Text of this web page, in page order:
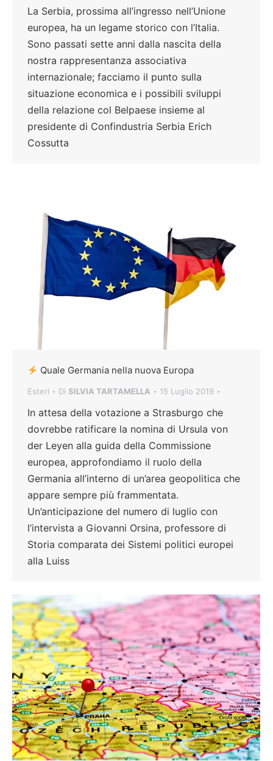
La Serbia, prossima all’ingresso nell’Unione
europea, ha un legame storico con l’Italia.
Sono passati sette anni dalla nascita della
nostra rappresentanza associativa
internazionale; facciamo il punto sulla
situazione economica e i possibili sviluppi
della relazione col Belpaese insieme al
presidente di Confindustria Serbia Erich
Cossutta
Quale Germania nella nuova Europa
Esteri Di SILVIA TARTAMELLA 15 Luglio 2019
In attesa della votazione a Strasburgo che
dovrebbe ratificare la nomina di Ursula von
der Leyen alla guida della Commissione
europea, approfondiamo il ruolo della
Germania all’interno di un’area geopolitica che
appare sempre più frammentata.
Un’anticipazione del numero di luglio con
l’intervista a Giovanni Orsina, professore di
Storia comparata dei Sistemi politici europei
alla Luiss